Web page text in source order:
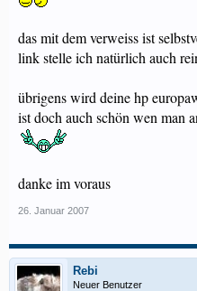
das mit dem verweiss ist
link stelle ich natürlich auch
übrigens wird deine hp
ist doch auch schön wen man
danke im voraus
26. Januar 2007
Rebi
Neuer Benutzer